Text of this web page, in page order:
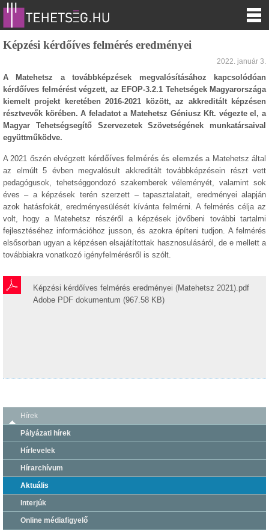
Képzési kérdőíves felmérés eredményei
2022. január 3.
A Matehetsz a továbbképzések megvalósításához kapcsolódóan
kérdőíves felmérést végzett, az EFOP-3.2.1 Tehetségek Magyarországa
kiemelt projekt keretében 2016-2021 között, az akkreditált képzésen
résztvevők körében. A feladatot a Matehetsz Géniusz Kft. végezte el, a
Magyar Tehetségsegítő Szervezetek Szövetségének munkatársaival
együttműködve.
A 2021 őszén elvégzett kérdőíves felmérés és elemzésa Matehetsz által
az elmúlt 5 évben megvalósult akkreditált továbbképzésein részt vett
pedagógusok, tehetséggondozó szakemberek véleményét, valamint sok
éves – a képzések terén szerzett – tapasztalatait, eredményei alapján
azok hatásfokát, eredményesülését kívánta felmérni. A felmérés célja az
volt, hogy a Matehetsz részéről a képzések jövőbeni további tartalmi
fejlesztéséhez információhoz jusson, és azokra építeni tudjon. A felmérés
elsősorban ugyan a képzésen elsajátítottak hasznosulásáról, de e mellett a
továbbiakra vonatkozó igényfelmérésről is szólt.
Képzési kérdőíves felmérés eredményei (Matehetsz 2021).pdf
Adobe PDF dokumentum (967.58 KB)
Hírek
Pályázati hírek
Hírlevelek
Hírarchívum
Aktuális
Interjúk
Online médiafigyelő